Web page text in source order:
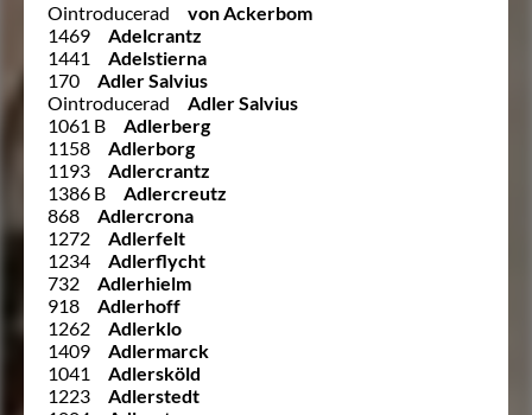
Ointroducerad
von Ackerbom
1469
Adelcrantz
1441
Adelstierna
170
Adler Salvius
Ointroducerad
Adler Salvius
1061 B
Adlerberg
1158
Adlerborg
1193
Adlercrantz
1386 B
Adlercreutz
868
Adlercrona
1272
Adlerfelt
1234
Adlerflycht
732
Adlerhielm
918
Adlerhoff
1262
Adlerklo
1409
Adlermarck
1041
Adlersköld
1223
Adlerstedt